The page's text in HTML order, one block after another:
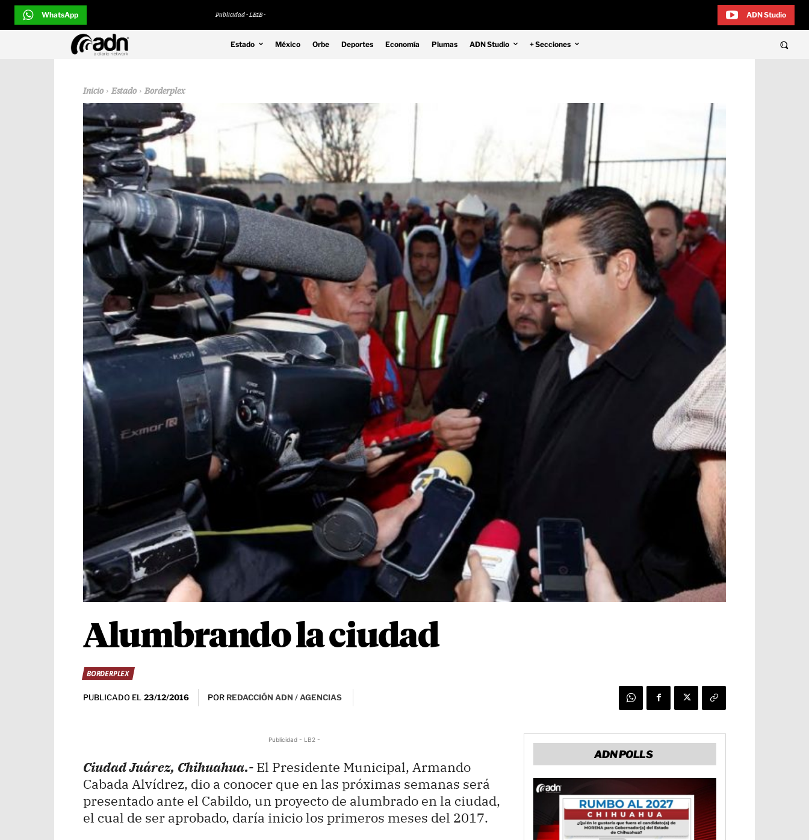
WhatsApp Publicidad - LB1B - ADN Studio
Estado México Orbe Deportes Economía Plumas ADN Studio + Secciones
Inicio Estado Borderplex
Alumbrando la ciudad
BORDERPLEX
PUBLICADO EL 23/12/2016 POR REDACCIÓN ADN / AGENCIAS
Publicidad - LB2 -
Ciudad Juárez, Chihuahua.- El Presidente Municipal, Armando
Cabada Alvídrez, dio a conocer que en las próximas semanas será
presentado ante el Cabildo, un proyecto de alumbrado en la ciudad,
el cual de ser aprobado, daría inicio los primeros meses del 2017.
ADN POLLS